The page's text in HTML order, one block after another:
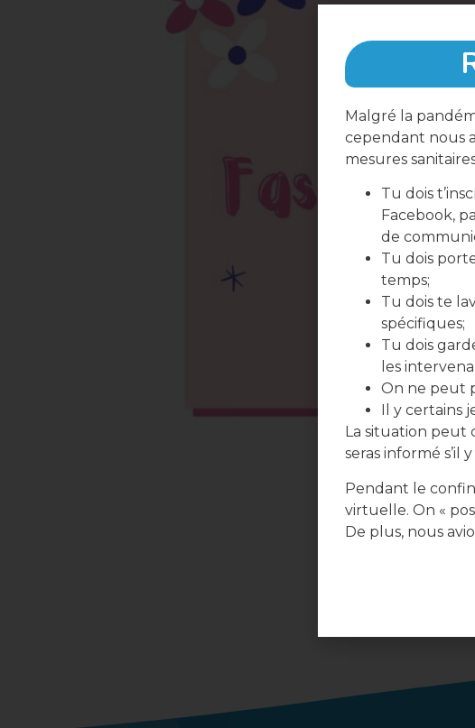
Malgré la
cependant nous
mesures
Tu dois
Facebook,
de
Tu dois
temps;
Tu dois te
spécifiques;
Tu dois
les
On ne peut
Il y
La situation peut
seras informé s’il
Pendant le
virtuelle. On «
De plus, nous